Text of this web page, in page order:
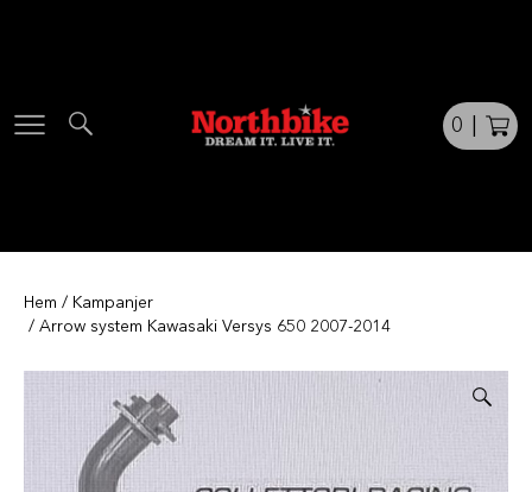
0
Hem / Kampanjer
/ Arrow system Kawasaki Versys 650 2007-2014